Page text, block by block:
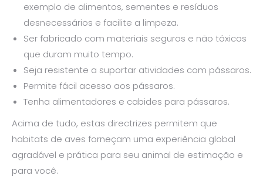
exemplo de alimentos, sementes e resíduos
desnecessários e facilite a limpeza.
Ser fabricado com materiais seguros e não tóxicos
que duram muito tempo.
Seja resistente a suportar atividades com pássaros.
Permite fácil acesso aos pássaros.
Tenha alimentadores e cabides para pássaros.
Acima de tudo, estas directrizes permitem que
habitats de aves forneçam uma experiência global
agradável e prática para seu animal de estimação e
para você.